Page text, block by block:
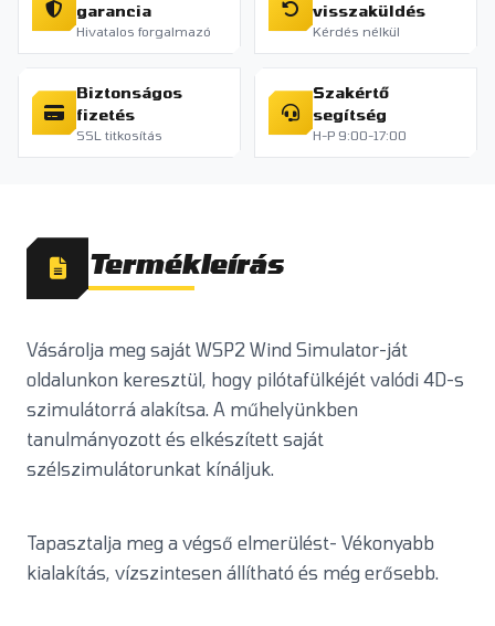
garancia
Hivatalos forgalmazó
visszaküldés
Kérdés nélkül
Biztonságos
fizetés
SSL titkosítás
Szakértő
segítség
H-P 9:00-17:00
Termékleírás
Vásárolja meg saját WSP2 Wind Simulator-ját
oldalunkon keresztül, hogy pilótafülkéjét valódi 4D-s
szimulátorrá alakítsa. A műhelyünkben
tanulmányozott és elkészített saját
szélszimulátorunkat kínáljuk.
Tapasztalja meg a végső elmerülést- Vékonyabb
kialakítás, vízszintesen állítható és még erősebb.